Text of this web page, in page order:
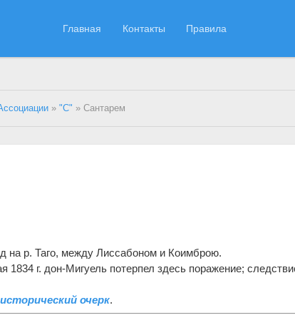
Главная Контакты Правила
»"С" » Сантарем
на р. Таго, между Лиссабоном и Коимброю.
1834 г. дон-Мигуель потерпел здесь поражение;
очерк.